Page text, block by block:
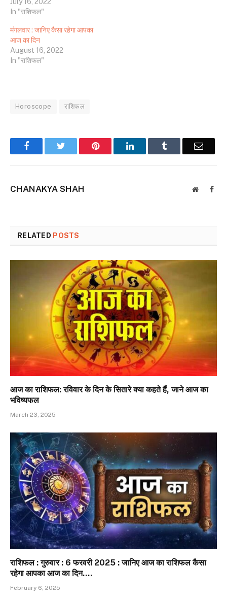
In "राशिफल"
मंगलवार : जानिए कैसा रहेगा आपका
आज का दिन
August 16, 2022
In "राशिफल"
Horoscope राशिफल
FacebookTwitter Pinterest LinkedInTumblr Email
CHANAKYA SHAH Website
RELATED POSTS
आज का राशिफल: रविवार के दिन के सितारे क्या कहते हैं, जाने आज का
भविष्यफल
March 23, 2025
राशिफल : गुरुवार : 6 फरवरी 2025 : जानिए आज का राशिफल कैसा
रहेगा आपका आज का दिन….
February 6, 2025